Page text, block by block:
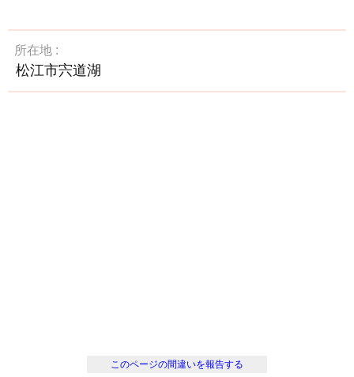
所在地
松江市宍道湖
このページの間違いを報告する